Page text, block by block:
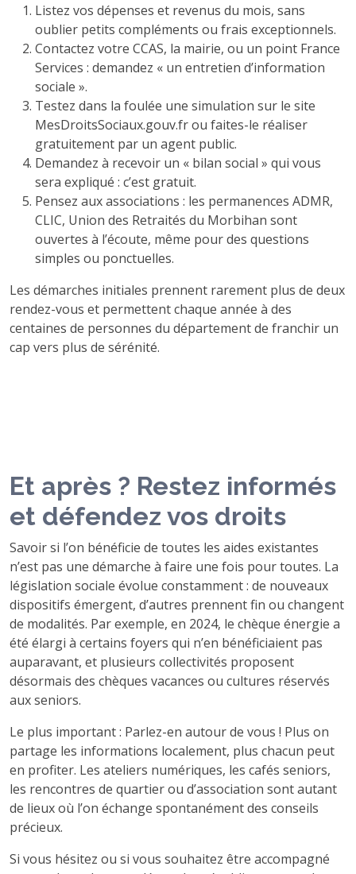
Listez vos dépenses et revenus du mois, sans
oublier petits compléments ou frais exceptionnels.
Contactez votre CCAS, la mairie, ou un point France
Services : demandez « un entretien d’information
sociale ».
Testez dans la foulée une simulation sur le site
MesDroitsSociaux.gouv.fr ou faites-le réaliser
gratuitement par un agent public.
Demandez à recevoir un « bilan social » qui vous
sera expliqué : c’est gratuit.
Pensez aux associations : les permanences ADMR,
CLIC, Union des Retraités du Morbihan sont
ouvertes à l’écoute, même pour des questions
simples ou ponctuelles.
Les démarches initiales prennent rarement plus de deux
rendez-vous et permettent chaque année à des
centaines de personnes du département de franchir un
cap vers plus de sérénité.
Et après ? Restez informés
et défendez vos droits
Savoir si l’on bénéficie de toutes les aides existantes
n’est pas une démarche à faire une fois pour toutes. La
législation sociale évolue constamment : de nouveaux
dispositifs émergent, d’autres prennent fin ou changent
de modalités. Par exemple, en 2024, le chèque énergie a
été élargi à certains foyers qui n’en bénéficiaient pas
auparavant, et plusieurs collectivités proposent
désormais des chèques vacances ou cultures réservés
aux seniors.
Le plus important : Parlez-en autour de vous ! Plus on
partage les informations localement, plus chacun peut
en profiter. Les ateliers numériques, les cafés seniors,
les rencontres de quartier ou d’association sont autant
de lieux où l’on échange spontanément des conseils
précieux.
Si vous hésitez ou si vous souhaitez être accompagné